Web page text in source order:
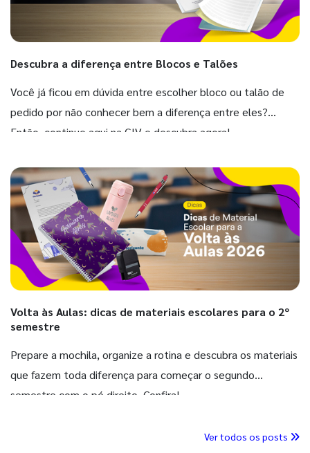
Descubra a diferença entre Blocos e Talões
Você já ficou em dúvida entre escolher bloco ou talão de
pedido por não conhecer bem a diferença entre eles?
Então, continue aqui na GIV e descubra agora!
Volta às Aulas: dicas de materiais escolares para o 2º
semestre
Prepare a mochila, organize a rotina e descubra os materiais
que fazem toda diferença para começar o segundo
semestre com o pé direito. Confira!
Ver todos os posts